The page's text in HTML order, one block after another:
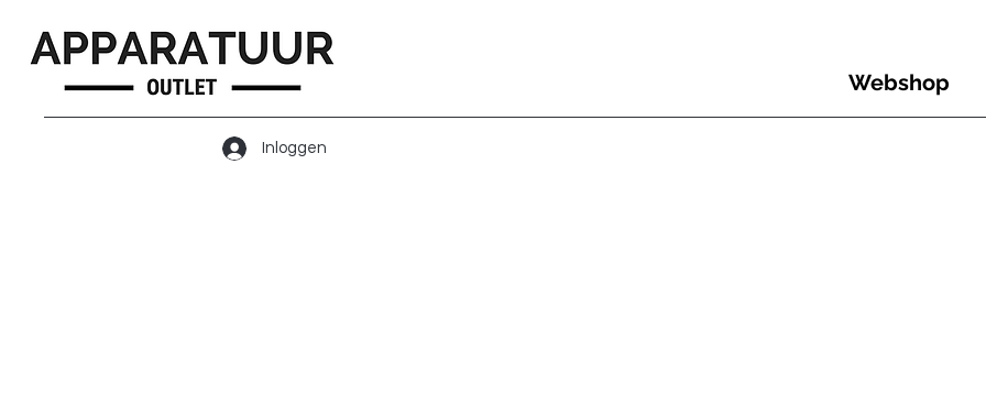
Inloggen
Webshop